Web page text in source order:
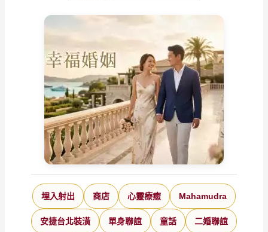
埋入射出 商店 心靈療癒 Mahamudra
安捷台北裝潢 單身聯誼 童話 二婚聯誼